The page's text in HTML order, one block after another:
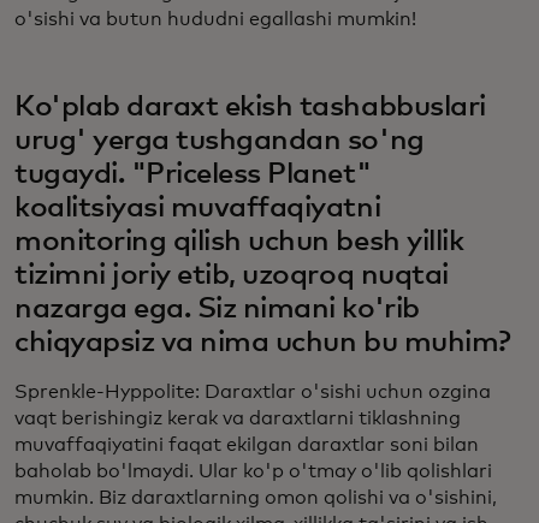
o'sishi va butun hududni egallashi mumkin!
Ko'plab daraxt ekish tashabbuslari
urug' yerga tushgandan so'ng
tugaydi. "Priceless Planet"
koalitsiyasi muvaffaqiyatni
monitoring qilish uchun besh yillik
tizimni joriy etib, uzoqroq nuqtai
nazarga ega. Siz nimani ko'rib
chiqyapsiz va nima uchun bu muhim?
Sprenkle-Hyppolite: Daraxtlar o'sishi uchun ozgina
vaqt berishingiz kerak va daraxtlarni tiklashning
muvaffaqiyatini faqat ekilgan daraxtlar soni bilan
baholab bo'lmaydi. Ular ko'p o'tmay o'lib qolishlari
mumkin. Biz daraxtlarning omon qolishi va o'sishini,